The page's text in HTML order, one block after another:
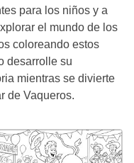
para los niños y a
el mundo de los
coloreando estos
desarrolle su
mientras se divierte
de Vaqueros.